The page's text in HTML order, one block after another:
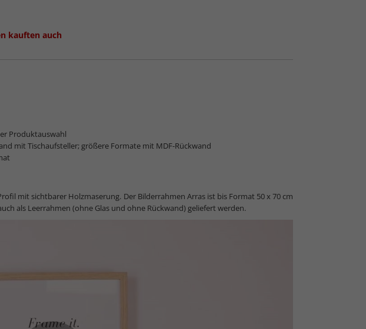
kauften auch
Produktauswahl
mit Tischaufsteller; größere Formate mit MDF-Rückwand
mit sichtbarer Holzmaserung. Der Bilderrahmen Arras ist bis Format 50 x 70 cm
als Leerrahmen (ohne Glas und ohne Rückwand) geliefert werden.